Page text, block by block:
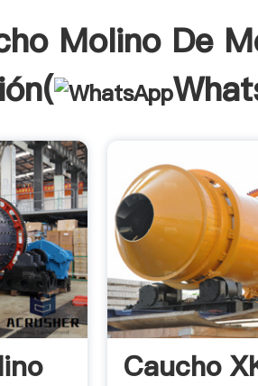
Molino De
Caucho